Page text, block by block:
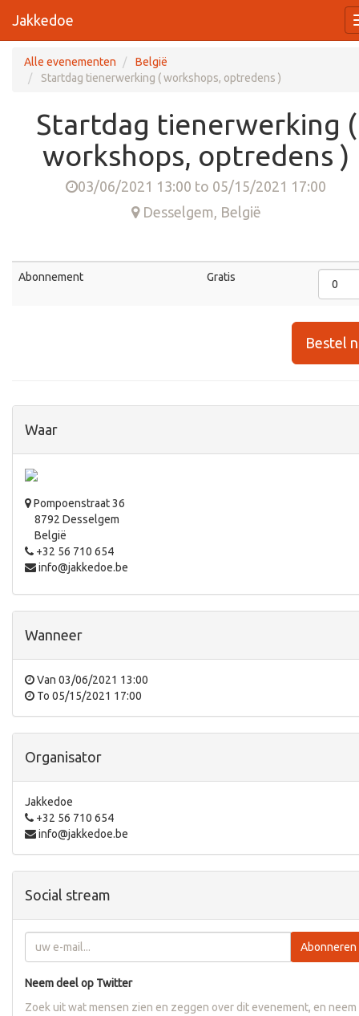
Jakkedoe
Alle evenementen
België
Startdag tienerwerking ( workshops, optredens )
Startdag tienerwerking (
workshops, optredens )
03/06/2021 13:00 to 05/15/2021 17:00
Desselgem, België
Abonnement Gratis
Bestel
Waar
Pompoenstraat 36
8792 Desselgem
België
+32 56 710 654
info@jakkedoe.be
Wanneer
Van 03/06/2021 13:00
To 05/15/2021 17:00
Organisator
Jakkedoe
+32 56 710 654
info@jakkedoe.be
Social stream
Abonneren
Neem deel op Twitter
Zoek uit wat mensen zien en zeggen over dit evenement, en neem